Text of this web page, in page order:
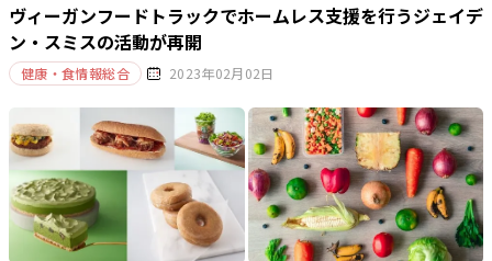
ヴィーガンフードトラックでホームレス支援を行うジェイデ
ン・スミスの活動が再開
健康・食情報総合 2023年02月02日